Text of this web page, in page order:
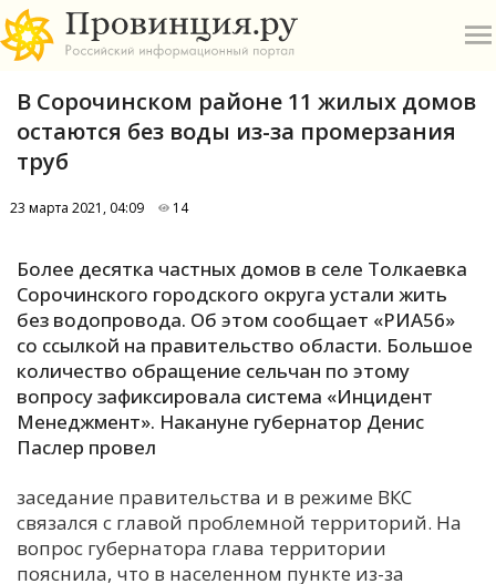
А
Б
В
Е
П
Р
С
В Сорочинском районе 11 жилых домов
остаются без воды из-за промерзания
труб
23 марта 2021, 04:09 14
Более десятка частных домов в селе Толкаевка
Сорочинского городского округа устали жить
без водопровода. Об этом сообщает «РИА56»
со ссылкой на правительство области. Большое
количество обращение сельчан по этому
вопросу зафиксировала система «Инцидент
Менеджмент». Накануне губернатор Денис
Паслер провел
заседание правительства и в режиме ВКС
связался с главой проблемной территорий. На
вопрос губернатора глава территории
пояснила, что в населенном пункте из-за